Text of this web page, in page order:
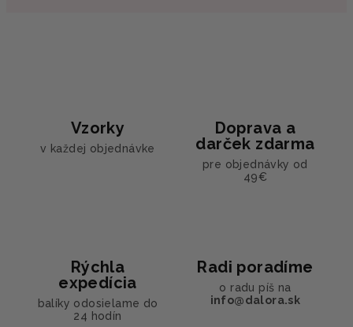
Vzorky
v každej objednávke
Doprava a
darček zdarma
pre objednávky od
49€
Rýchla
expedícia
balíky odosielame do
24 hodín
Radi poradíme
o radu píš na
info@dalora.sk